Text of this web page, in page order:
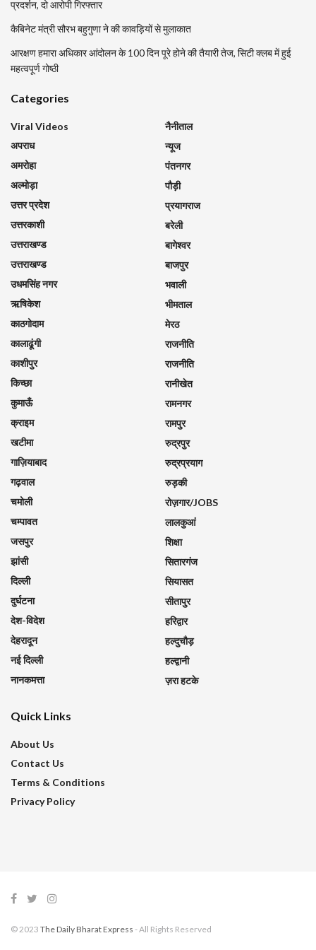
प्रदर्शन, दो आरोपी गिरफ्तार
कैबिनेट मंत्री सौरभ बहुगुणा ने की कावड़ियों से मुलाकात
आरक्षण हमारा अधिकार आंदोलन के 100 दिन पूरे होने की तैयारी तेज, सिटी क्लब में हुई
महत्वपूर्ण गोष्ठी
Categories
Viral Videos
अपराध
अमरोहा
अल्मोड़ा
उत्तर प्रदेश
उत्तरकाशी
उत्तराखण्ड
उत्तराखण्ड
उधमसिंह नगर
ऋषिकेश
काठगोदाम
कालाढूंगी
काशीपुर
किच्छा
कुमाऊँ
क्राइम
खटीमा
गाज़ियाबाद
गढ़वाल
चमोली
चम्पावत
जसपुर
झांसी
दिल्ली
दुर्घटना
देश-विदेश
देहरादून
नई दिल्ली
नानकमत्ता
नैनीताल
न्यूज
पंतनगर
पौड़ी
प्रयागराज
बरेली
बागेश्वर
बाजपुर
भवाली
भीमताल
मेरठ
राजनीति
राजनीति
रानीखेत
रामनगर
रामपुर
रुद्रपुर
रुद्रप्रयाग
रुड़की
रोज़गार/JOBS
लालकुआं
शिक्षा
सितारगंज
सियासत
सीतापुर
हरिद्वार
हल्दुचौड़
हल्द्वानी
ज़रा हटके
Quick Links
About Us
Contact Us
Terms & Conditions
Privacy Policy
© 2023 The Daily Bharat Express - All Rights Reserved